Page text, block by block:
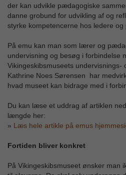
der kan udvikle pædagogiske
danne grobund for udvikling af og
styrke kompetencerne hos ledere
På emu kan man som lærer og
undervisning og besøg i forbindelse
Vikingeskibsmuseets undervisnings-
Kathrine Noes Sørensen har
hvad museet kan bidrage med i
Du kan læse et uddrag af artiklen
længde her:
» Læs hele artikle på emus
Fortiden bliver konkret
På Vikingeskibsmuseet ønsker man